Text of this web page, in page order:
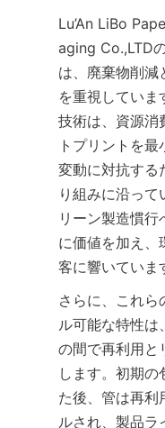
Lu’An LiBo
aging Co.,LTD
は、廃棄物削減
を重視していま
技術は、資源消
トプリントを
変動に対抗する
り組みに沿っ
リーン製造慣行
に価値を加え、
客に響いていま
さらに、これら
ル可能な特性は
の間で再利用と
します。初期の
た後、管は再利
ルされ、製品ラ